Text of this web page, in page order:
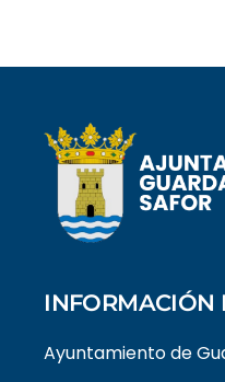
INFORMACIÓN
Ayuntamiento de